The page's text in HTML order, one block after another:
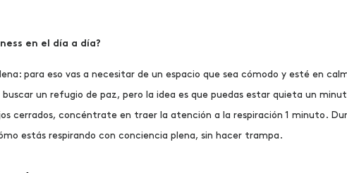
en el día a día?
para eso vas a necesitar de un espacio que sea cómodo y esté en
un refugio de paz, pero la idea es que puedas estar quieta un
cerrados, concéntrate en traer la atención a la respiración 1 minuto.
estás respirando con conciencia plena, sin hacer trampa.